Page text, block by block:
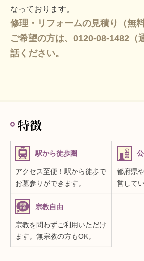
なっております。
修理・リフォームの見積り（無
ご希望の方は、0120-08-1482（
話ください。
特徴
駅から徒歩圏
アクセス至便！駅から徒歩で
お墓参りができます。
都府県
営して
宗教自由
宗教を問わずご利用いただけ
ます。無宗教の方もOK。